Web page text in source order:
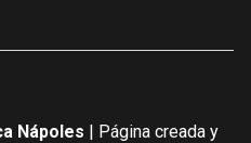
Nápoles | Página creada y